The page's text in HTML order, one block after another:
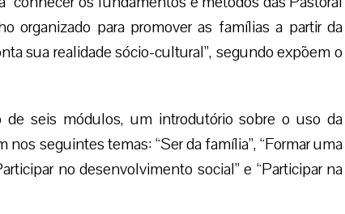
organizado para promover as famílias a partir da
sua realidade sócio-cultural”, segundo expõem o
de seis módulos, um introdutório sobre o uso da
seguintes temas: “Ser da família”, “Formar uma
no desenvolvimento social” e “Participar na